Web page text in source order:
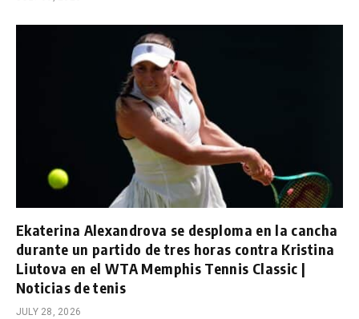
Ekaterina Alexandrova se desploma en la cancha
durante un partido de tres horas contra Kristina
Liutova en el WTA Memphis Tennis Classic |
Noticias de tenis
JULY 28, 2026